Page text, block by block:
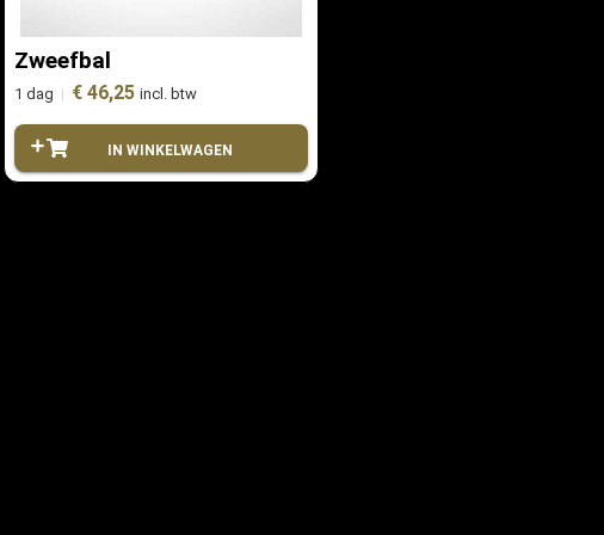
Zweefbal
1 dag | € 46,25 incl. btw